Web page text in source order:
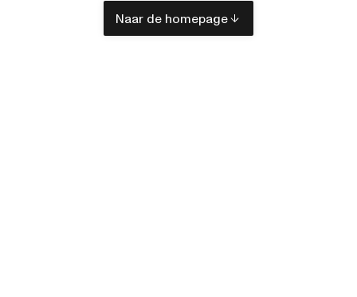
Naar de homepage